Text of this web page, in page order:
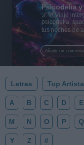
Añadir un
Psicodelia y
🌌🚀 Viaje
psicodelia,
tus noches de
al firmamento
esta colección
✨⭐
Letras Top
A B C D E
M N O P Q
Y Z #